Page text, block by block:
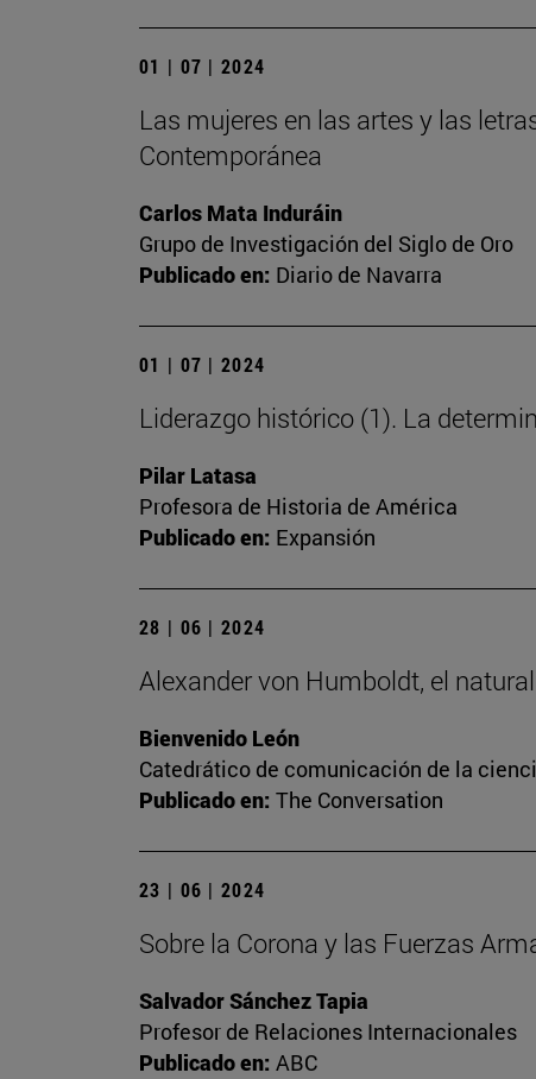
01 | 07 | 2024
Las mujeres en las artes y las
Contemporánea
Carlos Mata Induráin
Grupo de Investigación del Siglo de Oro
Publicado en: Diario de Navarra
01 | 07 | 2024
Liderazgo histórico (1). La
Pilar Latasa
Profesora de Historia de América
Publicado en: Expansión
28 | 06 | 2024
Alexander von Humboldt, el
Bienvenido León
Catedrático de comunicación de la
Publicado en: The Conversation
23 | 06 | 2024
Sobre la Corona y las Fuerzas
Salvador Sánchez Tapia
Profesor de Relaciones Internacionales
Publicado en: ABC